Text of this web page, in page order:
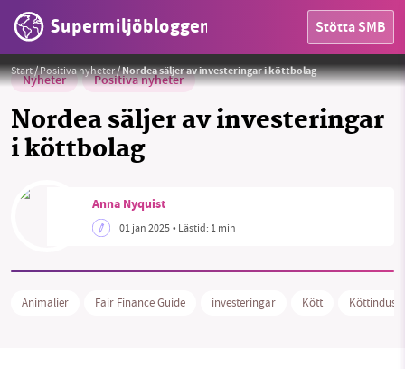
Supermiljöbloggen Stötta SMB
OMRÅDEN
Start/Positiva nyheter/Nordea säljer av investeringar i köttbolag
Nyheter Positiva nyheter
Nordea säljer av investeringar
i köttbolag
Marco Rückauer / Pixabay
Anna Nyquist
01 jan 2025• Lästid: 1 min
Animalier Fair Finance Guide investeringar Kött